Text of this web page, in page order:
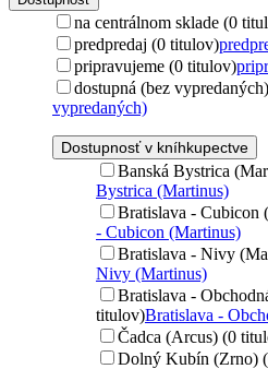
na centrálnom sklade (0
predpredaj (0 titulov)
pripravujeme (0 titulov)
dostupná (bez
vypredaných)
Dostupnosť v kníhkupectve
Banská Bystrica
Bystrica (Martinus)
Bratislava - Cubicon
- Cubicon (Martinus)
Bratislava - Nivy
Nivy (Martinus)
Bratislava -
titulov)Bratislava -
Čadca (Arcus) (0
Dolný Kubín (Zrno)